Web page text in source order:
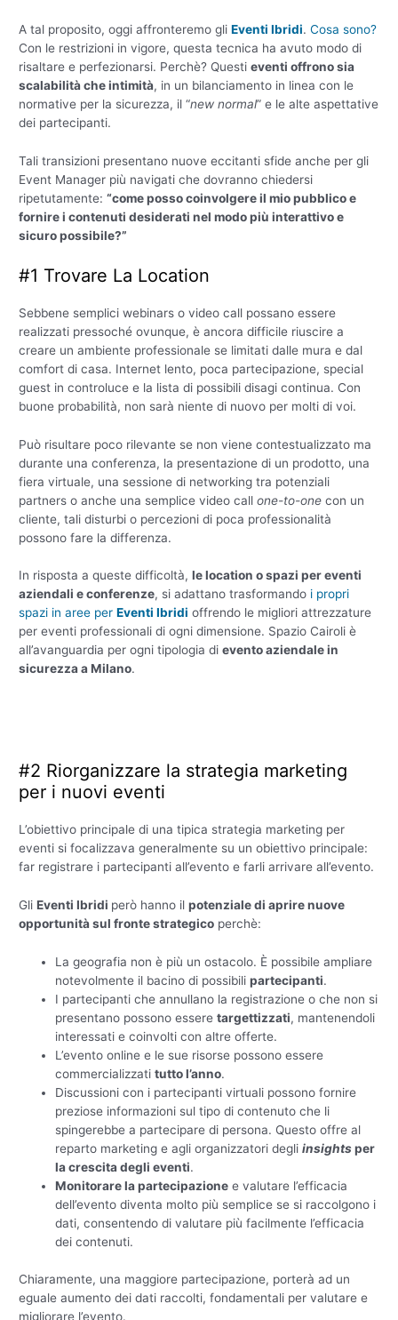
A tal proposito, oggi affronteremo gliEventi Ibridi.Cosa sono?
Con le restrizioni in vigore, questa tecnica ha avuto modo di
risaltare e perfezionarsi. Perchè? Questieventi offrono sia
scalabilità che intimità, in un bilanciamento in linea con le
normative per la sicurezza, il “new normal” e le alte aspettative
dei partecipanti.
Tali transizioni presentano nuove eccitanti sfide anche per gli
Event Manager più navigati che dovranno chiedersi
ripetutamente:“come posso coinvolgere il mio pubblico e
fornire i contenuti desiderati nel modo più interattivo e
sicuro possibile?”
#1 Trovare La Location
Sebbene semplici webinars o video call possano essere
realizzati pressoché ovunque, è ancora difficile riuscire a
creare un ambiente professionale se limitati dalle mura e dal
comfort di casa. Internet lento, poca partecipazione, special
guest in controluce e la lista di possibili disagi continua. Con
buone probabilità, non sarà niente di nuovo per molti di voi.
Può risultare poco rilevante se non viene contestualizzato ma
durante una conferenza, la presentazione di un prodotto, una
fiera virtuale, una sessione di networking tra potenziali
partners o anche una semplice video callone-to-one con un
cliente, tali disturbi o percezioni di poca professionalità
possono fare la differenza.
In risposta a queste difficoltà,le location o spazi per eventi
aziendali e conferenze, si adattano trasformando i propri
spazi in aree perEventi Ibridi offrendo le migliori attrezzature
per eventi professionali di ogni dimensione. Spazio Cairoli è
all’avanguardia per ogni tipologia dievento aziendale in
sicurezza a Milano.
#2 Riorganizzare la strategia marketing
per i nuovi eventi
L’obiettivo principale di una tipica strategia marketing per
eventi si focalizzava generalmente su un obiettivo principale:
far registrare i partecipanti all’evento e farli arrivare all’evento.
GliEventi Ibridi però hanno ilpotenziale di aprire nuove
opportunità sul fronte strategico perchè:
La geografia non è più un ostacolo. È possibile ampliare
notevolmente il bacino di possibilipartecipanti.
I partecipanti che annullano la registrazione o che non si
presentano possono esseretargettizzati, mantenendoli
interessati e coinvolti con altre offerte.
L’evento online e le sue risorse possono essere
commercializzatitutto l’anno.
Discussioni con i partecipanti virtuali possono fornire
preziose informazioni sul tipo di contenuto che li
spingerebbe a partecipare di persona. Questo offre al
reparto marketing e agli organizzatori degliinsightsper
la crescita degli eventi.
Monitorare la partecipazione e valutare l’efficacia
dell’evento diventa molto più semplice se si raccolgono i
dati, consentendo di valutare più facilmente l’efficacia
dei contenuti.
Chiaramente, una maggiore partecipazione, porterà ad un
eguale aumento dei dati raccolti, fondamentali per valutare e
migliorare l’evento.